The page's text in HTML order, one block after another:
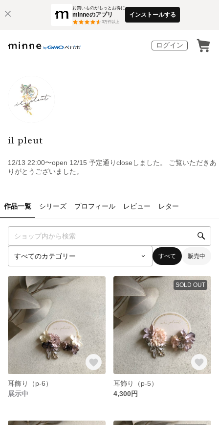
お買いものがもっとお得に
minneのアプリ
3万件以上
インストールする
ログイン
il pleut
12/13 22:00〜open 12/15 予定通りcloseしました。 ご覧いただきあ
りがとうございました。
作品一覧 シリーズ プロフィール レビュー レター
すべて 販売中
耳飾り（p-6）
展示中
SOLD OUT
耳飾り（p-5）
4,300円